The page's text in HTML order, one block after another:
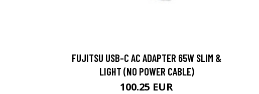
FUJITSU USB-C AC ADAPTER 65W SLIM &
LIGHT (NO POWER CABLE)
100.25 EUR